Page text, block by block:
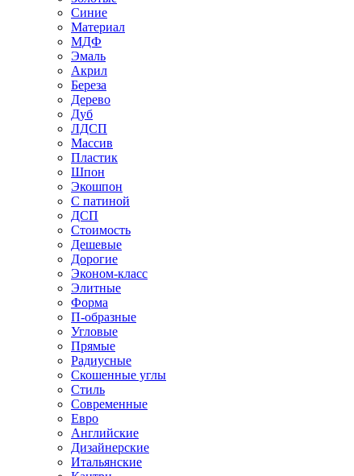
Синие
Материал
МДФ
Эмаль
Акрил
Береза
Дерево
Дуб
ЛДСП
Массив
Пластик
Шпон
Экошпон
С патиной
ДСП
Стоимость
Дешевые
Дорогие
Эконом-класс
Элитные
Форма
П-образные
Угловые
Прямые
Радиусные
Скошенные углы
Стиль
Современные
Евро
Английские
Дизайнерские
Итальянские